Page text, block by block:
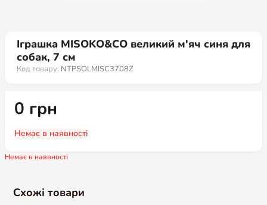
Іграшка MISOKO&CO великий м'яч синя для
собак, 7 см
Код товару: NTPSOLMISC3708Z
0 грн
Немає в наявності
Немає в наявності
Схожі товари